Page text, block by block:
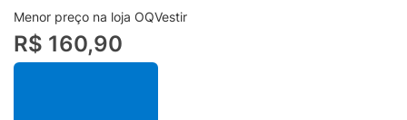
Pockets: Três bolsos frontal e dois bolsos posteriores
Menor preço na loja OQVestir
R$ 160,90